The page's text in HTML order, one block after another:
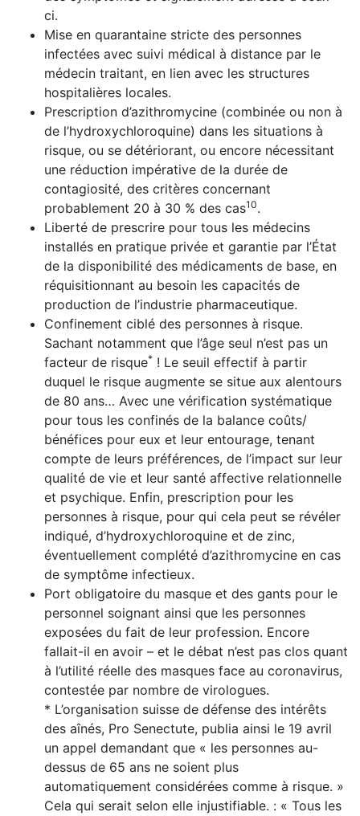
ci.
Mise en quarantaine stricte des personnes
infectées avec suivi médical à distance par le
médecin traitant, en lien avec les structures
hospitalières locales.
Prescription d’azithromycine (combinée ou non à
de l’hydroxychloroquine) dans les situations à
risque, ou se détériorant, ou encore nécessitant
une réduction impéra­tive de la durée de
contagiosité, des critères concernant
probablement 20 à 30 % des cas10.
Liberté de prescrire pour tous les médecins
installés en pratique privée et garantie par l’État
de la dispo­nibilité des médicaments de base, en
réquisitionnant au besoin les capacités de
production de l’industrie pharmaceutique.
Confinement ciblé des personnes à risque.
Sachant notamment que l’âge seul n’est pas un
facteur de risque* ! Le seuil effectif à partir
duquel le risque augmente se situe aux alentours
de 80 ans… Avec une vérification systématique
pour tous les confinés de la balance coûts/
bénéfices pour eux et leur entourage, tenant
compte de leurs préférences, de l’impact sur leur
qualité de vie et leur santé affective relationnelle
et psychique. Enfin, prescription pour les
personnes à risque, pour qui cela peut se révéler
indiqué, d’hydroxychloroquine et de zinc,
éventuellement complété d’azithromycine en cas
de symptôme infectieux.
Port obligatoire du masque et des gants pour le
person­nel soignant ainsi que les personnes
exposées du fait de leur profession. Encore
fallait-il en avoir – et le débat n’est pas clos quant
à l’utilité réelle des masques face au coronavirus,
contestée par nombre de virologues.
* L’organisation suisse de défense des intérêts
des aînés, Pro Senectute, publia ainsi le 19 avril
un appel demandant que « les personnes au-
dessus de 65 ans ne soient plus
automatiquement considérées comme à risque. »
Cela qui serait selon elle injustifiable. : « Tous les